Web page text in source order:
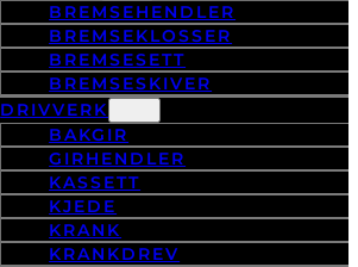
BREMSEHENDLER
BREMSEKLOSSER
BREMSESETT
BREMSESKIVER
DRIVVERK
BAKGIR
GIRHENDLER
KASSETT
KJEDE
KRANK
KRANKDREV